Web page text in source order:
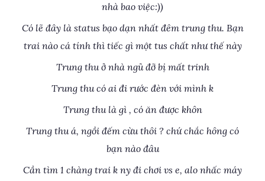
nhà bao việc:))
Có lẽ đây là status bạo dạn nhất đêm trung thu. Bạn
trai nào cá tính thì tiếc gì một tus chất như thế này
Trung thu ở nhà ngủ đỡ bị mất trinh
Trung thu có ai đi rước đèn với mình k
Trung thu là gì , có ăn được khôn
Trung thu á, ngồi đếm cừu thôi ? chứ chắc hông có
bạn nào đâu
Cần tìm 1 chàng trai k ny đi chơi vs e, alo nhấc máy